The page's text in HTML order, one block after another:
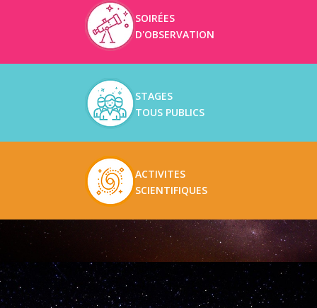
SOIRÉES
D'OBSERVATION
STAGES
TOUS PUBLICS
ACTIVITES
SCIENTIFIQUES